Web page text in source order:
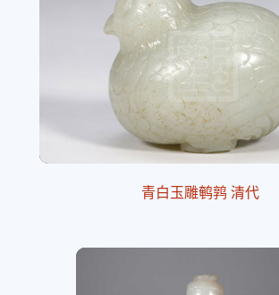
青白玉雕鹌鹑 清代